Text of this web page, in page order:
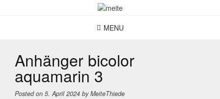
MENU
Anhänger bicolor
aquamarin 3
Posted on 5. April 2024 byMeiteThiede